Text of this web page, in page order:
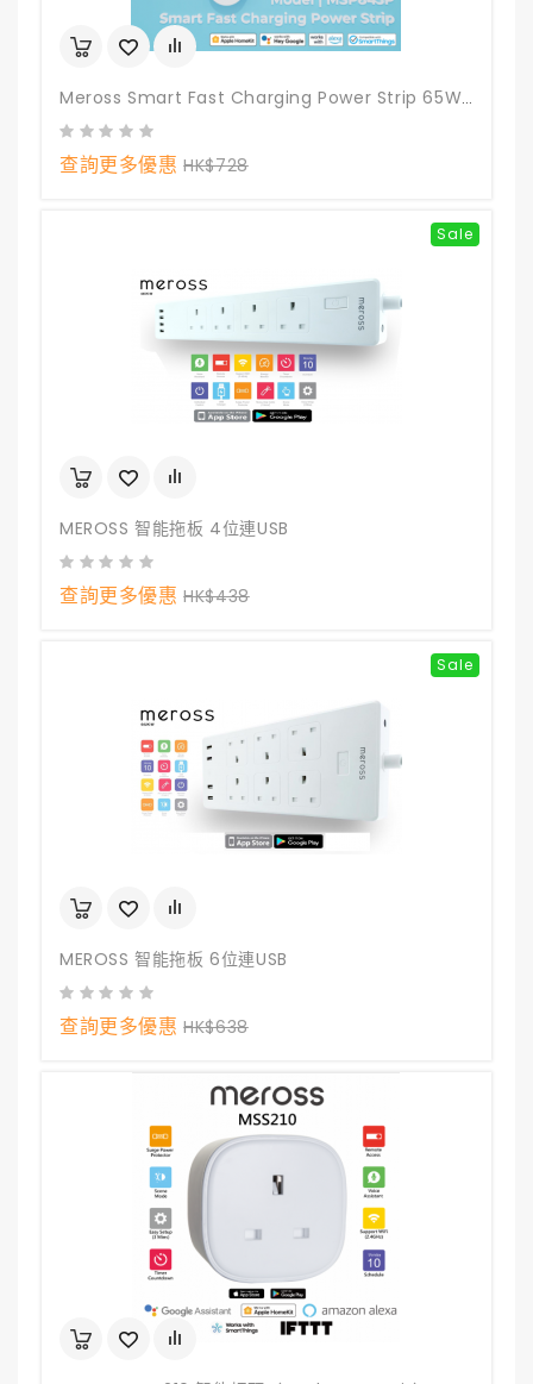
Meross Smart Fast Charging Power Strip 65W GaN 智能拖板 MSP843P
查詢更多優惠 HK$728
Sale
MEROSS 智能拖板 4位連USB
查詢更多優惠 HK$438
Sale
MEROSS 智能拖板 6位連USB
查詢更多優惠 HK$638